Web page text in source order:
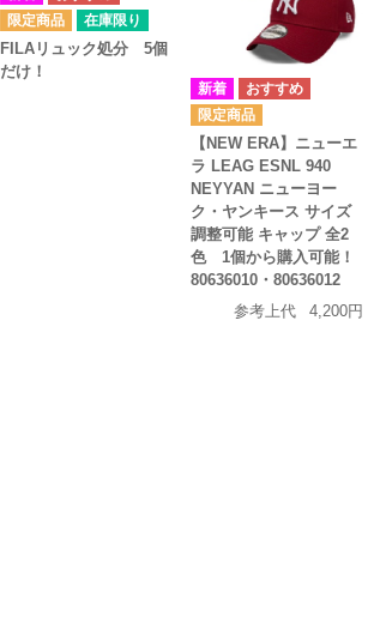
在庫限り
FILAリュック処分 5個
だけ！
【NEW ERA】ニューエ
ラ LEAG ESNL 940
NEYYAN ニューヨー
ク・ヤンキース サイズ
調整可能 キャップ 全2
色 1個から購入可能！
80636010・80636012
参考上代
4,200円